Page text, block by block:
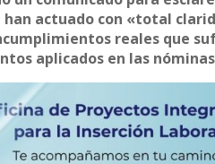
actuado con «total
reales que
aplicados en las